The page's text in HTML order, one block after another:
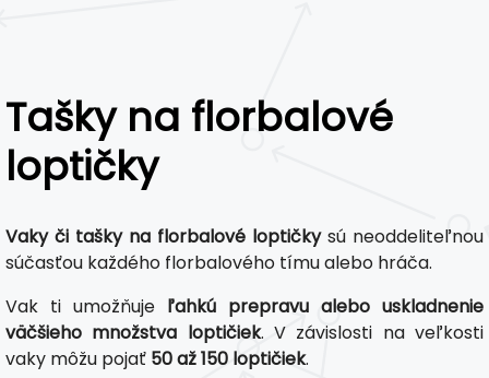
Tašky na florbalové
loptičky
Vaky či tašky na florbalové loptičkysú neoddeliteľnou
súčasťou každého florbalového tímu alebo hráča.
Vak ti umožňuje ľahkú prepravu alebo uskladnenie
väčšieho množstva loptičiek. V závislosti na veľkosti
vaky môžu pojať 50 až 150 loptičiek.